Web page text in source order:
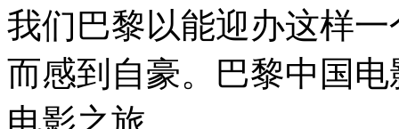
我们巴黎以能迎办这样
而感到自豪。巴黎中国
电影之旅。